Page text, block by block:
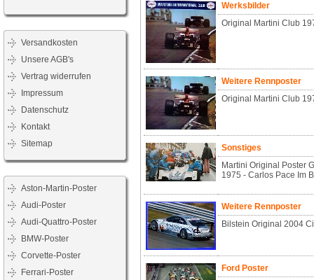
Versandkosten
Unsere AGB's
Vertrag widerrufen
Impressum
Datenschutz
Kontakt
Sitemap
Aston-Martin-Poster
Audi-Poster
Audi-Quattro-Poster
BMW-Poster
Corvette-Poster
Ferrari-Poster
Werksbilder
Original Martini Club
Weitere Rennposter
Original Martini Club
Sonstiges
Martini Original Poster
1975 - Carlos Pace Im
Weitere Rennposter
Bilstein Original 2004
Ford Poster